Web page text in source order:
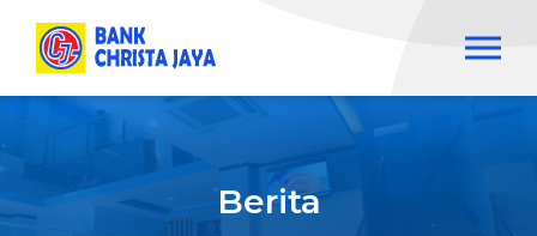
Hubungi kami
0380-8555055, 08113982323
Berita